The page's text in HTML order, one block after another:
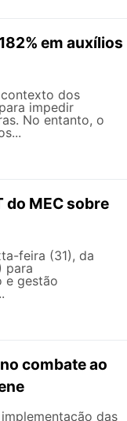
em auxílios
dos
impedir
No entanto, o
do MEC sobre
feira (31), da
para
e gestão
combate ao
das